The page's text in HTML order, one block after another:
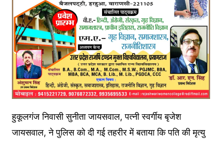
हुकूलगंज निवासी सुनीता जायसवाल, पत्नी स्वर्गीय बृजेश
जायसवाल, ने पुलिस को दी गई तहरीर में बताया कि पति की मृत्यु